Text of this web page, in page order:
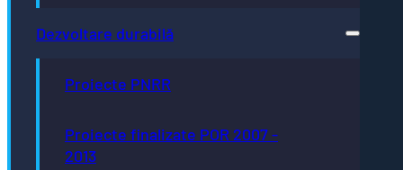
Dezvoltare durabilă
Proiecte PNRR
Proiecte finalizate POR 2007 -
2013
primaria@municipiulbistrita.ro